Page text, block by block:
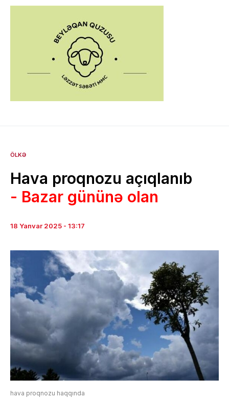
ÖLKƏ
Hava proqnozu açıqlanıb
- Bazar gününə olan
18 Yanvar 2025 - 13:17
hava proqnozu haqqında